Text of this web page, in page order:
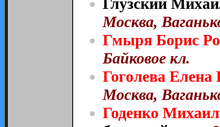
Москва,
Гмыря Борис
Байковое кл.
Гоголева
Москва,
Годенко